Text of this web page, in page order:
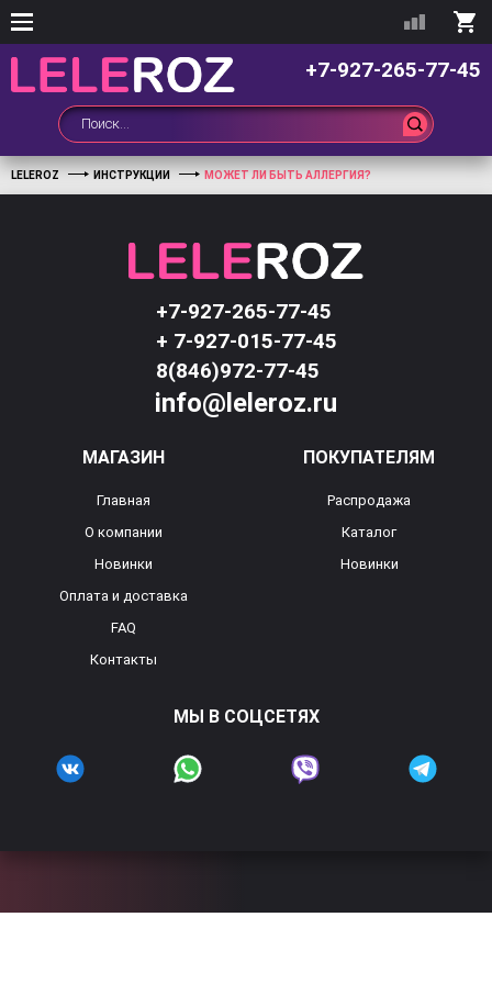
+7-927-265-77-45
LELEROZ ИНСТРУКЦИИ МОЖЕТ ЛИ БЫТЬ АЛЛЕРГИЯ?
+7-927-265-77-45
+ 7-927-015-77-45
8(846)972-77-45
info@leleroz.ru
МАГАЗИН
Главная
О компании
Новинки
Оплата и доставка
FAQ
Контакты
ПОКУПАТЕЛЯМ
Распродажа
Каталог
Новинки
МЫ В СОЦСЕТЯХ